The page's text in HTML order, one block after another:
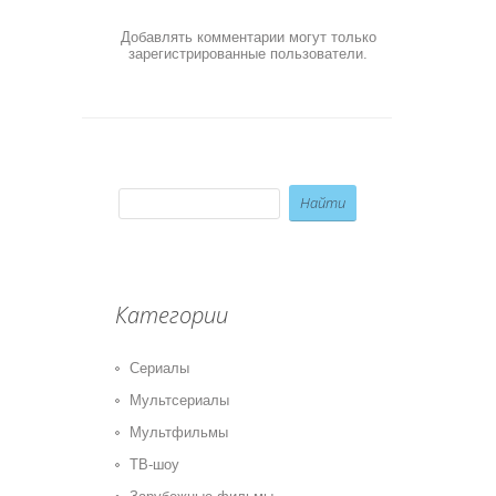
Добавлять комментарии могут только
зарегистрированные пользователи.
Категории
Сериалы
Мультсериалы
Мультфильмы
ТВ-шоу